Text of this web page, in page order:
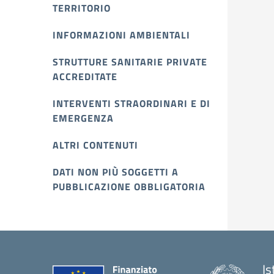
TERRITORIO
INFORMAZIONI AMBIENTALI
STRUTTURE SANITARIE PRIVATE
ACCREDITATE
INTERVENTI STRAORDINARI E DI
EMERGENZA
ALTRI CONTENUTI
DATI NON PIÙ SOGGETTI A
PUBBLICAZIONE OBBLIGATORIA